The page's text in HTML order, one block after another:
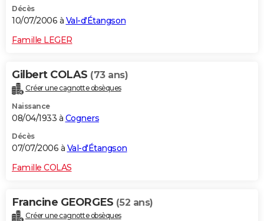
Décès
10/07/2006 à Val-d'Étangson
Famille LEGER
Gilbert COLAS (73 ans)
Créer une cagnotte obsèques
Naissance
08/04/1933 à Cogners
Décès
07/07/2006 à Val-d'Étangson
Famille COLAS
Francine GEORGES (52 ans)
Créer une cagnotte obsèques